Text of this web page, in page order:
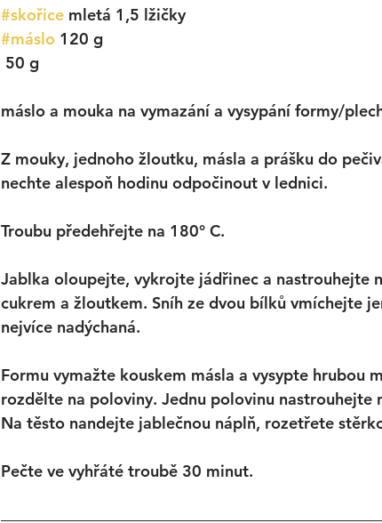
#skořice mletá 1,5 lžičky
#máslo 120 g
50 g
máslo a mouka na vymazání a vysypání formy/
Z mouky, jednoho žloutku, másla a prášku do
nechte alespoň hodinu odpočinout v lednici.
Troubu předehřejte na 180° C.
Jablka oloupejte, vykrojte jádřinec a nastrouhejte
cukrem a žloutkem. Sníh ze dvou bílků vmíchejte
nejvíce nadýchaná.
Formu vymažte kouskem másla a vysypte hrubou
rozdělte na poloviny. Jednu polovinu nastrouhejte
Na těsto nandejte jablečnou náplň, rozetřete
Pečte ve vyhřáté troubě 30 minut.